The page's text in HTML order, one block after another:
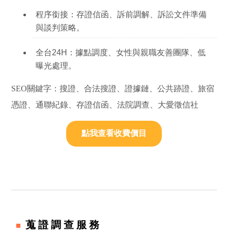
程序銜接：存證信函、訴前調解、訴訟文件準備
與談判策略。
全台24H：據點調度、女性與親職友善團隊、低
曝光處理。
SEO關鍵字：搜證、合法搜證、證據鏈、公共跡證、旅宿
憑證、通聯紀錄、存證信函、法院調查、大愛徵信社
點我查看收費價目
蒐證調查服務